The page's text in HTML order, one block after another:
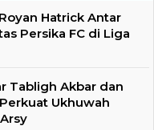
Hatrick Antar
Persika FC di Liga
Tabligh Akbar dan
Ukhuwah